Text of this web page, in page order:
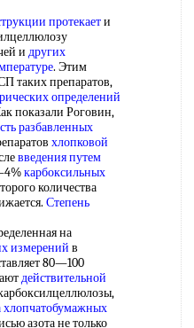
протекаети
и других
. Этим
таких препаратов,
определений
показали Роговин,
разбавленных
хлопковой
введения путем
карбоксильных
количества
Степень
на
измерений в
80—100
действительной
хлопчатобумажных
азота не только